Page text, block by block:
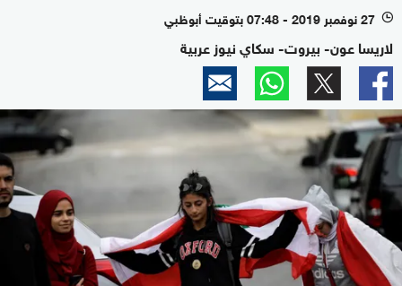
l 27 نوفمبر 2019 - 07:48 بتوقيت أبوظبي
لاريسا عون- بيروت- سكاي نيوز عربية